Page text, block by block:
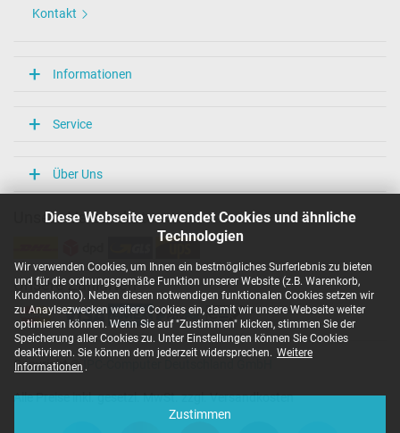
Diese Webseite verwendet Cookies und ähnliche
Technologien
Wir verwenden Cookies, um Ihnen ein bestmögliches Surferlebnis zu bieten
und für die ordnungsgemäße Funktion unserer Website (z.B. Warenkorb,
Kundenkonto). Neben diesen notwendigen funktionalen Cookies setzen wir
zu Anaylsezwecken weitere Cookies ein, damit wir unsere Webseite weiter
optimieren können. Wenn Sie auf "Zustimmen" klicken, stimmen Sie der
Speicherung aller Cookies zu. Unter Einstellungen können Sie Cookies
deaktivieren. Sie können dem jederzeit widersprechen. Weitere
Informationen .
Zustimmen
Prüfsiegel
TÜV Geprüfte Sicherheit
Kategorie
Netzteil
Verwendung
Kontakt
Informationen
Service
Über Uns
Unsere Versandarten
Unsere Zahlarten
Copyright ©
Alle Preise inkl. gesetzl. MwSt. zzgl. Versandkosten